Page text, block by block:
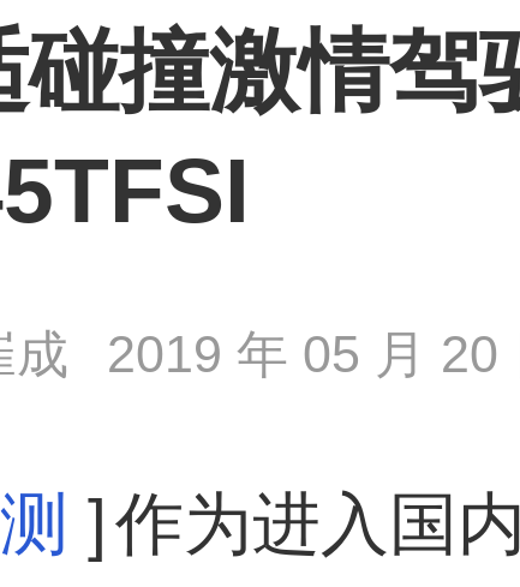
碰撞激情驾
成 2019 年 05 月 20
]作为进入国